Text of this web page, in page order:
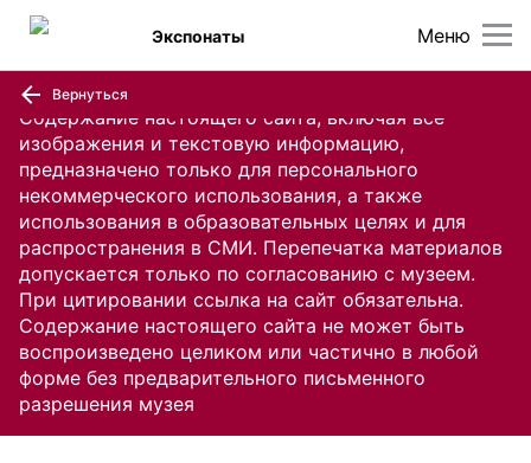
Содержание настоящего сайта, включая все
изображения и текстовую информацию,
предназначено только для персонального
некоммерческого использования, а также
использования в образовательных целях и для
распространения в СМИ. Перепечатка материалов
допускается только по согласованию с музеем.
При цитировании ссылка на сайт обязательна.
Содержание настоящего сайта не может быть
воспроизведено целиком или частично в любой
форме без предварительного письменного
разрешения музея
Меню
Экспонаты
Вернуться